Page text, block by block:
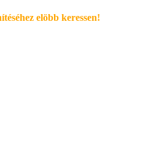
elöbb keressen!